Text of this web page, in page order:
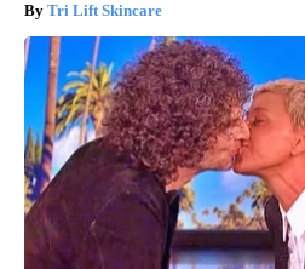
Tri Lift Skincare